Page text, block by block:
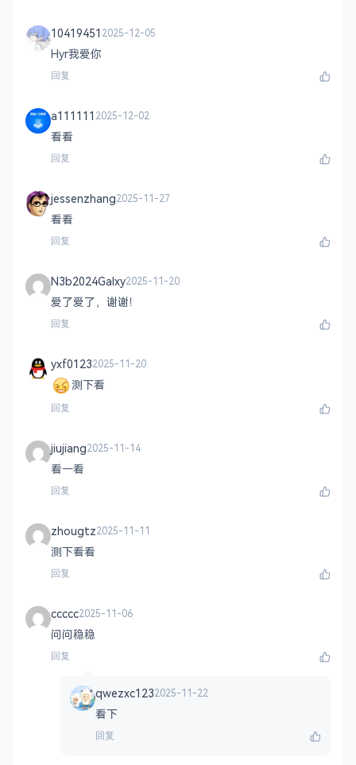
10419451 2025-12-05
Hyr我爱你
回复
a111111 2025-12-02
看看
回复
jessenzhang2025-11-27
看看
回复
N3b2024Galxy2025-11-20
爱了爱了，谢谢！
回复
yxf01232025-11-20
测下看
回复
jiujiang2025-11-14
看一看
回复
zhougtz2025-11-11
测下看看
回复
ccccc2025-11-06
问问稳稳
回复
qwezxc1232025-11-22
看下
回复